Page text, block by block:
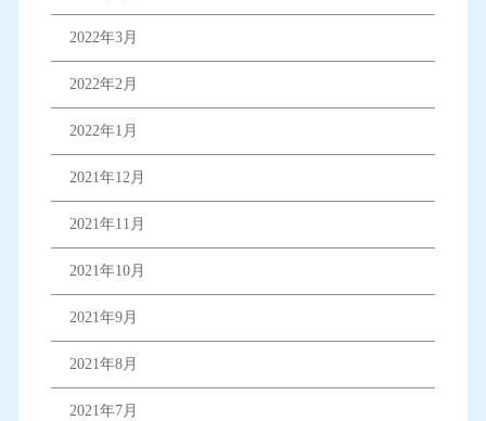
2022年3月
2022年2月
2022年1月
2021年12月
2021年11月
2021年10月
2021年9月
2021年8月
2021年7月